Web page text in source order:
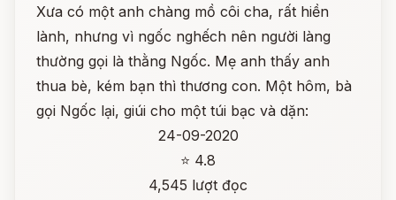
Xưa có một anh chàng mồ côi cha, rất hiền
lành, nhưng vì ngốc nghếch nên người làng
thường gọi là thằng Ngốc. Mẹ anh thấy anh
thua bè, kém bạn thì thương con. Một hôm, bà
gọi Ngốc lại, giúi cho một túi bạc và dặn:
24-09-2020
⭐ 4.8
4,545 lượt đọc